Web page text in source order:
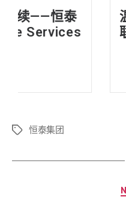
温情相聚，共
联合冠名支持
《中秋·周年庆
恒泰集团